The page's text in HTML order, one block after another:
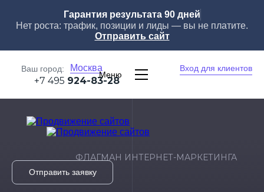
Гарантия результата 90 дней
Нет роста: трафик, позиции и лиды — вы не платите.
Отправить сайт
Ваш город: Москва
Меню
Вход для клиентов
+7 495 924-83-28
ФЛАГМАН ИНТЕРНЕТ-МАРКЕТИНГА
Отправить заявку